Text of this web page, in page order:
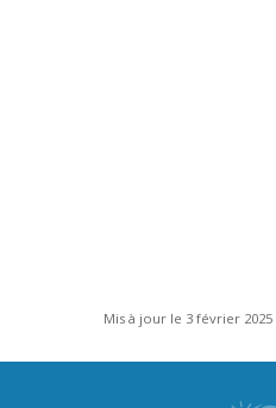
Mis à jour le 3 février 2025